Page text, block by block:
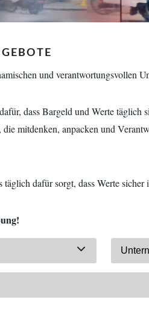
und verantwortungsvollen
dass Bargeld und Werte
mitdenken, anpacken und
täglich dafür sorgt, dass Werte